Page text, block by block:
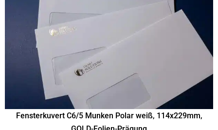
Fensterkuvert C6/5 Munken Polar weiß, 114x229mm,